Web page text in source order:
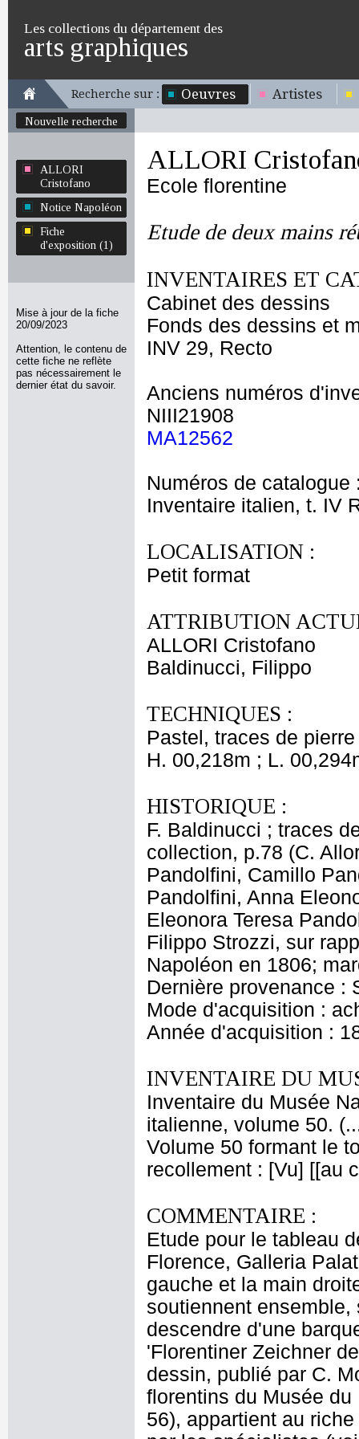
Les collections du département des
arts graphiques
Recherche sur : Oeuvres Artistes
Nouvelle recherche
ALLORI
Cristofano
Notice Napoléon
Fiche
d'exposition (1)
Mise à jour de la fiche
20/09/2023
Attention, le contenu de
cette fiche ne reflète
pas nécessairement le
dernier état du savoir.
ALLORI
Ecole florentine
Etude de deux mains
INVENTAIRES ET
Cabinet des dessins
Fonds des dessins et
INV 29, Recto
Anciens numéros
NIII21908
MA12562
Numéros de catalogue
Inventaire italien, t. IV
LOCALISATION :
Petit format
ATTRIBUTION
ALLORI Cristofano
Baldinucci, Filippo
TECHNIQUES :
Pastel, traces de
H. 00,218m ; L.
HISTORIQUE :
F. Baldinucci ; traces
collection, p.78 (C.
Pandolfini, Camillo
Pandolfini, Anna
Eleonora Teresa
Filippo Strozzi, sur
Napoléon en 1806;
Dernière provenance :
Mode d'acquisition :
Année d'acquisition :
INVENTAIRE DU
Inventaire du Musée
italienne, volume 50.
Volume 50 formant le
recollement : [Vu] [[au
COMMENTAIRE :
Etude pour le tableau
Florence, Galleria
gauche et la main
soutiennent
descendre d'une
'Florentiner Zeichner
dessin, publié par C.
florentins du Musée du
56), appartient au